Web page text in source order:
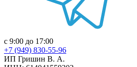
с 9:00 до 17:00
+7 (949) 830-55-96
ИП Гришин В. А.